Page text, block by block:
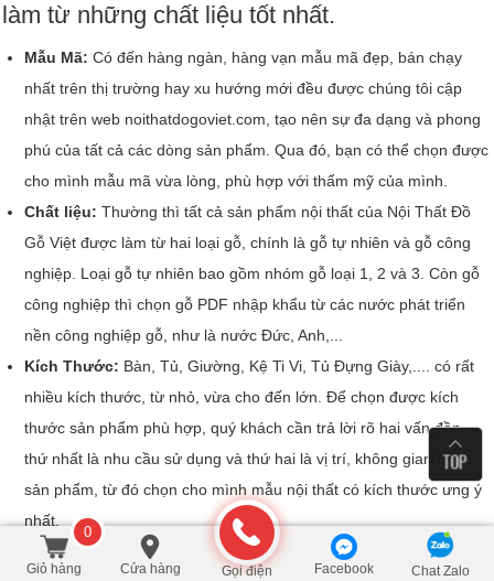
làm từ những chất liệu tốt nhất.
Mẫu Mã: Có đến hàng ngàn, hàng vạn mẫu mã đẹp, bán chạy
nhất trên thị trường hay xu hướng mới đều được chúng tôi cập
nhật trên web noithatdogoviet.com, tạo nên sự đa dạng và phong
phú của tất cả các dòng sản phẩm. Qua đó, bạn có thể chọn được
cho mình mẫu mã vừa lòng, phù hợp với thẩm mỹ của mình.
Chất liệu:Thường thì tất cả sản phẩm nội thất của Nội Thất Đồ
Gỗ Việt được làm từ hai loại gỗ, chính là gỗ tự nhiên và gỗ công
nghiệp. Loại gỗ tự nhiên bao gồm nhóm gỗ loại 1, 2 và 3. Còn gỗ
công nghiệp thì chọn gỗ PDF nhập khẩu từ các nước phát triển
nền công nghiệp gỗ, như là nước Đức, Anh,...
Kích Thước: Bàn, Tủ, Giường, Kệ Ti Vi, Tủ Đựng Giày,.... có rất
nhiều kích thước, từ nhỏ, vừa cho đến lớn. Để chọn được kích
thước sản phẩm phù hợp, quý khách cần trả lời rõ hai vấn đền,
thứ nhất là nhu cầu sử dụng và thứ hai là vị trí, không gian để đặt
sản phẩm, từ đó chọn cho mình mẫu nội thất có kích thước ưng ý
nhất.
Dịch vụ:Hiện nay, Nội Thất Đồ Gỗ Việt có hai dịch vụ chính là
0
Giỏ hàng Cửa hàng Gọi điện Facebook Chat Zalo